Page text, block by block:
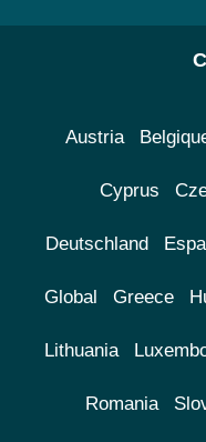
Austria
Cyprus
Deutschland
Global Greece
Lithuania
Romania